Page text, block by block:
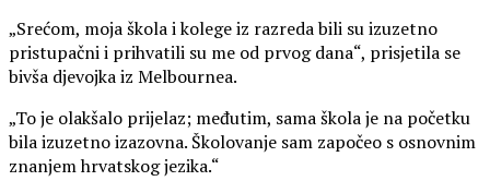
„Srećom, moja škola i kolege iz razreda bili su izuzetno
pristupačni i prihvatili su me od prvog dana“, prisjetila se
bivša djevojka iz Melbournea.
„To je olakšalo prijelaz; međutim, sama škola je na početku
bila izuzetno izazovna. Školovanje sam započeo s osnovnim
znanjem hrvatskog jezika.“